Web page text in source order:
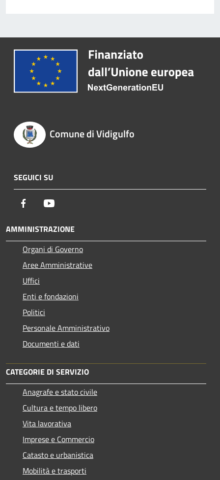
Comune di Vidigulfo
SEGUICI SU
Facebook
AMMINISTRAZIONE
Organi di Governo
Aree Amministrative
Uffici
Enti e fondazioni
Politici
Personale Amministrativo
Documenti e dati
CATEGORIE DI SERVIZIO
Anagrafe e stato civile
Cultura e tempo libero
Vita lavorativa
Imprese e Commercio
Catasto e urbanistica
Mobilità e trasporti